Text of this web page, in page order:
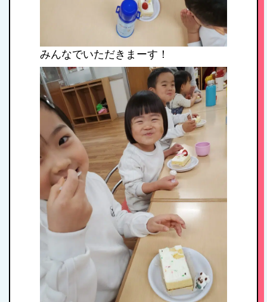
年間行事
施設紹介・園概要
入園案内
アクセス
お問い合わせ
病児保育について
みんなでいただきまーす！